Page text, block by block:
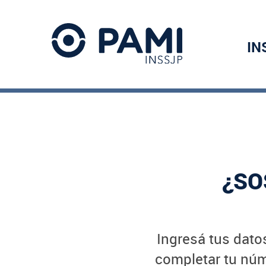
Ingresá tus
completar tu